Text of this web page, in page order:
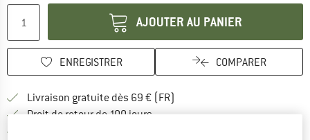
AJOUTER AU PANIER
ENREGISTRER COMPARER
Livraison gratuite dès 69 € (FR)
Droit de retour de 100 jours